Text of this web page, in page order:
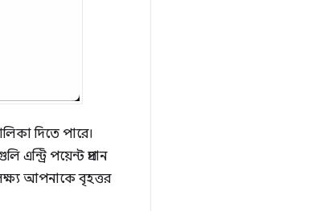
দিতে পারে।
এন্ট্রি পয়েন্ট প্রদান
আপনাকে বৃহত্তর